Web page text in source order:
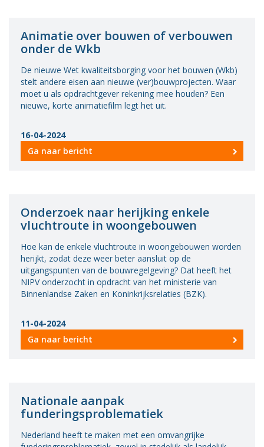
Animatie over bouwen of verbouwen
onder de Wkb
De nieuwe Wet kwaliteitsborging voor het bouwen (Wkb)
stelt andere eisen aan nieuwe (ver)bouwprojecten. Waar
moet u als opdrachtgever rekening mee houden? Een
nieuwe, korte animatiefilm legt het uit.
16-04-2024
Ga naar bericht
Onderzoek naar herijking enkele
vluchtroute in woongebouwen
Hoe kan de enkele vluchtroute in woongebouwen worden
herijkt, zodat deze weer beter aansluit op de
uitgangspunten van de bouwregelgeving? Dat heeft het
NIPV onderzocht in opdracht van het ministerie van
Binnenlandse Zaken en Koninkrijksrelaties (BZK).
11-04-2024
Ga naar bericht
Nationale aanpak
funderingsproblematiek
Nederland heeft te maken met een omvangrijke